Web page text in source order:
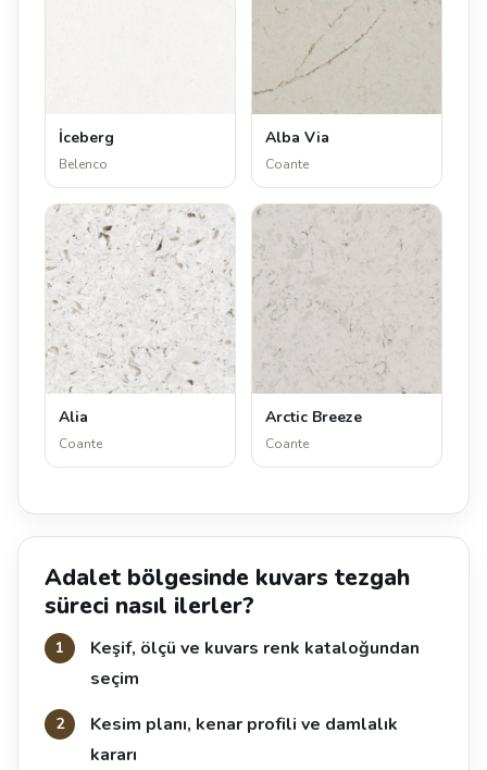
İceberg
Belenco
Alba Via
Coante
Alia
Coante
Arctic Breeze
Coante
Adalet bölgesinde kuvars tezgah
süreci nasıl ilerler?
Keşif, ölçü ve kuvars renk kataloğundan
seçim
Kesim planı, kenar profili ve damlalık
kararı